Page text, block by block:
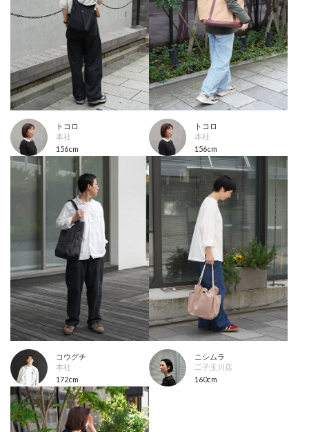
トコロ
本社
156cm
トコロ
本社
156cm
コウグチ
本社
172cm
ニシムラ
二子玉川店
160cm